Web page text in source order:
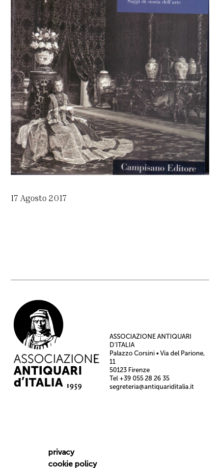
17 Agosto 2017
ASSOCIAZIONE ANTIQUARI
D’ITALIA
Palazzo Corsini • Via del Parione,
11
50123 Firenze
Tel +39 055 28 26 35
segreteria@antiquariditalia.it
privacy
cookie policy